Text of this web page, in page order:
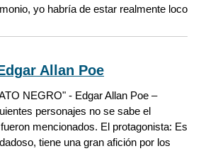
yo habría de estar realmente loco
Allan Poe
NEGRO" - Edgar Allan Poe –
personajes no se sabe el
mencionados. El protagonista: Es
tiene una gran afición por los